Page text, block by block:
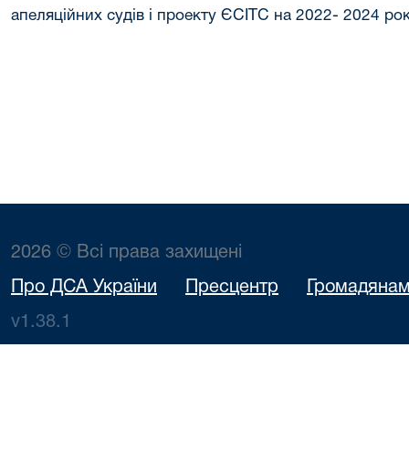
апеляційних судів і проекту ЄСІТС на 2022- 2024
2026 © Всі права захищені
Про ДСА України Пресцентр
v1.38.1